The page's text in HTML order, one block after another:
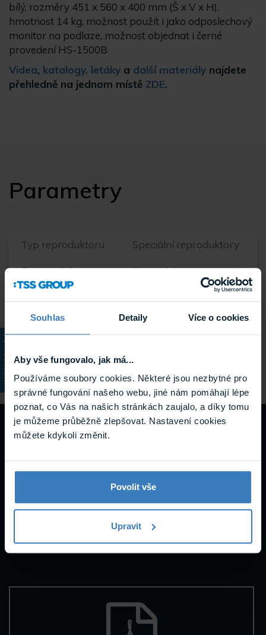
Souhlas Detaily Více o cookies
Aby vše fungovalo, jak má...
Používáme soubory cookies. Některé jsou nezbytné pro
správné fungování našeho webu, jiné nám pomáhají lépe
poznat, co Vás na našich stránkách zaujalo, a díky tomu
je můžeme průběžně zlepšovat. Nastavení cookies
můžete kdykoli změnit.
Povolit vše
Upravit
KATALOG
bílý, rozměry 451 x 560 x 400 mm (Š x V x H),
hmotnost 14 kg, možnost použít i jako odposlechový
monitor na podlaze, možnost objednat i černé
provedení HS-1500B
Videa, katalogy, letáky a další materiály najdete
přehledně na jednom místě ZDE.
Parametry
Typ reproduktoru Speciální reproduktory
Typ produktu Reproduktory
Výrobce TOA
Návody a
podpora